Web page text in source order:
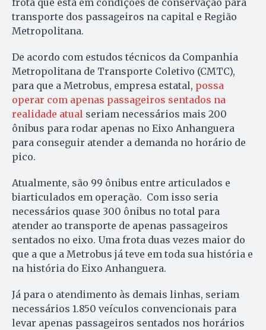
frota que está em condições de conservação para
transporte dos passageiros na capital e Região
Metropolitana.
De acordo com estudos técnicos da Companhia
Metropolitana de Transporte Coletivo (CMTC),
para que a Metrobus, empresa estatal, possa
operar com apenas passageiros sentados na
realidade atual seriam necessários mais 200
ônibus para rodar apenas no Eixo Anhanguera
para conseguir atender a demanda no horário de
pico.
Atualmente, são 99 ônibus entre articulados e
biarticulados em operação. Com isso seria
necessários quase 300 ônibus no total para
atender ao transporte de apenas passageiros
sentados no eixo. Uma frota duas vezes maior do
que a que a Metrobus já teve em toda sua história e
na história do Eixo Anhanguera.
Já para o atendimento às demais linhas, seriam
necessários 1.850 veículos convencionais para
levar apenas passageiros sentados nos horários